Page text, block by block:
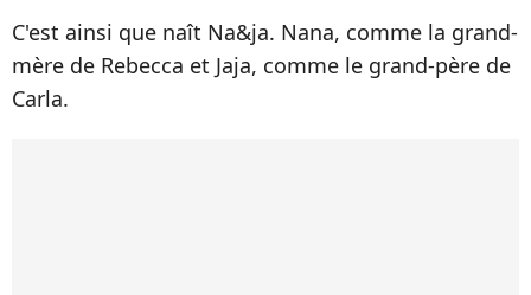
C'est ainsi que naît Na&ja. Nana, comme la grand-
mère de Rebecca et Jaja, comme le grand-père de
Carla.